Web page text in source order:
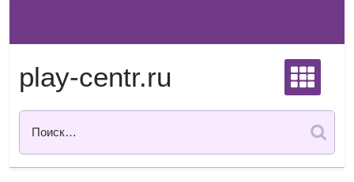
содержимому
play-centr.ru